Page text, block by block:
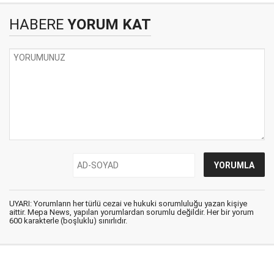
HABERE YORUM KAT
UYARI: Yorumların her türlü cezai ve hukuki sorumluluğu yazan kişiye
aittir. Mepa News, yapılan yorumlardan sorumlu değildir. Her bir yorum
600 karakterle (boşluklu) sınırlıdır.